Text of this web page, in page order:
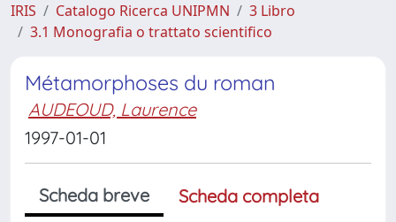
IRIS Catalogo Ricerca UNIPMN
3 Libro
3.1 Monografia o trattato scientifico
Métamorphoses du roman
AUDEOUD, Laurence
1997-01-01
Scheda breve
Scheda completa